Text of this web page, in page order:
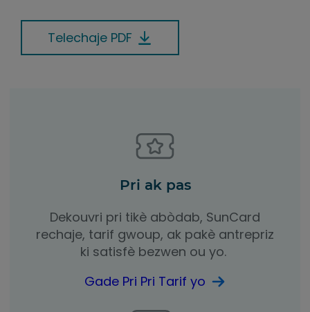
Telechaje PDF
Pri ak pas
Dekouvri pri tikè abòdab, SunCard
rechaje, tarif gwoup, ak pakè antrepriz
ki satisfè bezwen ou yo.
Gade Pri Pri Tarif yo